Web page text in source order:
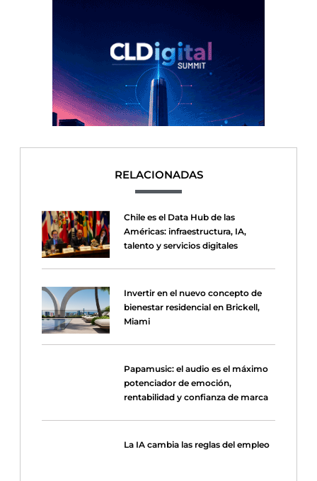
RELACIONADAS
Chile es el Data Hub de las
Américas: infraestructura, IA,
talento y servicios digitales
Invertir en el nuevo concepto de
bienestar residencial en Brickell,
Miami
Papamusic: el audio es el máximo
potenciador de emoción,
rentabilidad y confianza de marca
La IA cambia las reglas del empleo